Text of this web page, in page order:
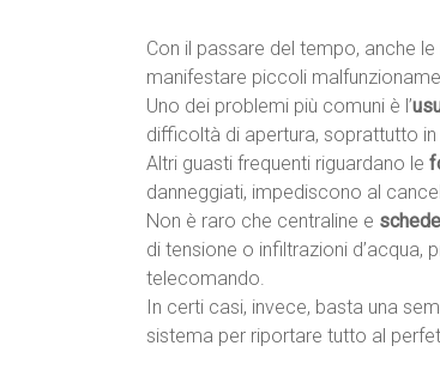
Con il passare del tempo, anche le
manifestare piccoli
Uno dei problemi più comuni è l’
difficoltà di apertura, soprattutto
Altri guasti frequenti riguardano le
danneggiati, impediscono al
Non è raro che centraline e
di tensione o infiltrazioni
telecomando.
In certi casi, invece, basta una
sistema per riportare tutto al